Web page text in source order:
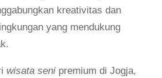
kreativitas dan
yang mendukung
wisata seni premium di Jogja,